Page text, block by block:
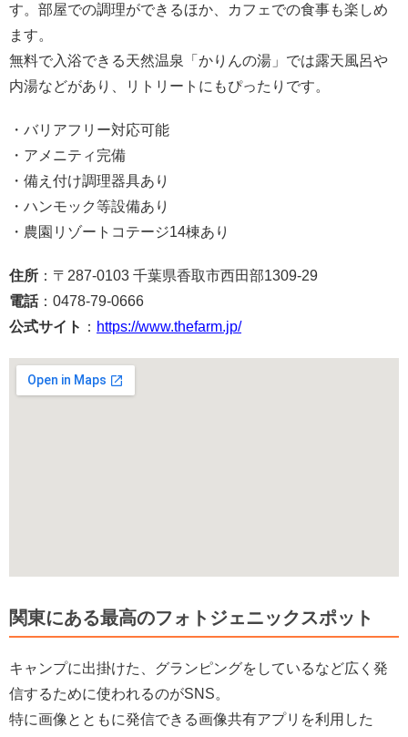
す。部屋での調理ができるほか、カフェでの食事も楽しめ
ます。
無料で入浴できる天然温泉「かりんの湯」では露天風呂や
内湯などがあり、リトリートにもぴったりです。
・バリアフリー対応可能
・アメニティ完備
・備え付け調理器具あり
・ハンモック等設備あり
・農園リゾートコテージ14棟あり
住所 ：〒287-0103 千葉県香取市西田部1309-29
電話：0478-79-0666
公式サイト ： https://www.thefarm.jp/
関東にある最高のフォトジェニックスポット
キャンプに出掛けた、グランピングをしているなど広く発
信するために使われるのがSNS。
特に画像とともに発信できる画像共有アプリを利用した